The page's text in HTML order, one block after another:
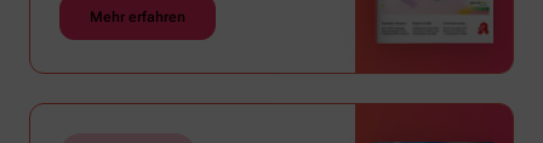
Mehr erfahren